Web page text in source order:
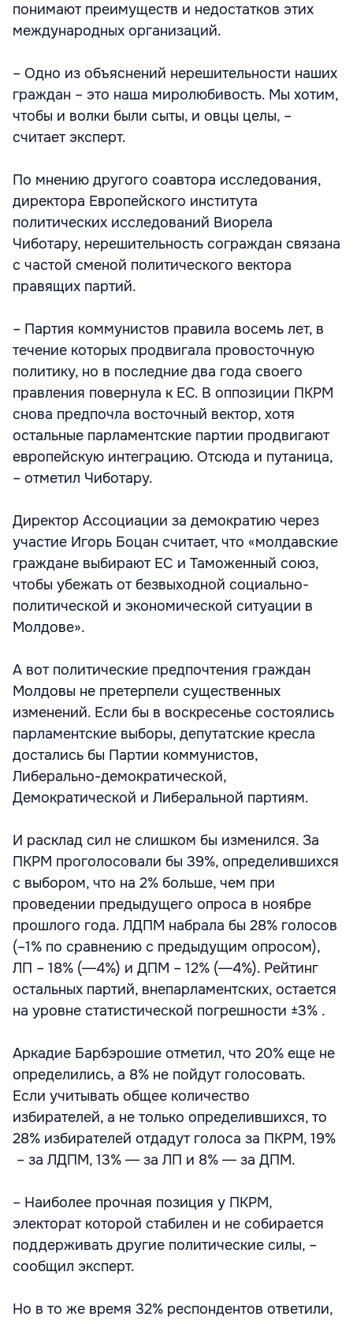
понимают преимуществ и недостатков этих
международных организаций.
– Одно из объяснений нерешительности наших
граждан – это наша миролюбивость. Мы хотим,
чтобы и волки были сыты, и овцы целы, –
считает эксперт.
По мнению другого соавтора исследования,
директора Европейского института
политических исследований Виорела
Чиботару, нерешительность сограждан связана
с частой сменой политического вектора
правящих партий.
– Партия коммунистов правила восемь лет, в
течение которых продвигала провосточную
политику, но в последние два года своего
правления повернула к ЕС. В оппозиции ПКРМ
снова предпочла восточный вектор, хотя
остальные парламентские партии продвигают
европейскую интеграцию. Отсюда и путаница,
– отметил Чиботару.
Директор Ассоциации за демократию через
участие Игорь Боцан считает, что «молдавские
граждане выбирают ЕС и Таможенный союз,
чтобы убежать от безвыходной социально-
политической и экономической ситуации в
Молдове».
А вот политические предпочтения граждан
Молдовы не претерпели существенных
изменений. Если бы в воскресенье состоялись
парламентские выборы, депутатские кресла
достались бы Партии коммунистов,
Либерально-демократической,
Демократической и Либеральной партиям.
И расклад сил не слишком бы изменился. За
ПКРМ проголосовали бы 39%, определившихся
с выбором, что на 2% больше, чем при
проведении предыдущего опроса в ноябре
прошлого года. ЛДПМ набрала бы 28% голосов
(–1% по сравнению с предыдущим опросом),
ЛП – 18% (―4%) и ДПМ – 12% (―4%). Рейтинг
остальных партий, внепарламентских, остается
на уровне статистической погрешности ±3% .
Аркадие Барбэрошие отметил, что 20% еще не
определились, а 8% не пойдут голосовать.
Если учитывать общее количество
избирателей, а не только определившихся, то
28% избирателей отдадут голоса за ПКРМ, 19%
– за ЛДПМ, 13% ― за ЛП и 8% ― за ДПМ.
– Наиболее прочная позиция у ПКРМ,
электорат которой стабилен и не собирается
поддерживать другие политические силы, –
сообщил эксперт.
Но в то же время 32% респондентов ответили,